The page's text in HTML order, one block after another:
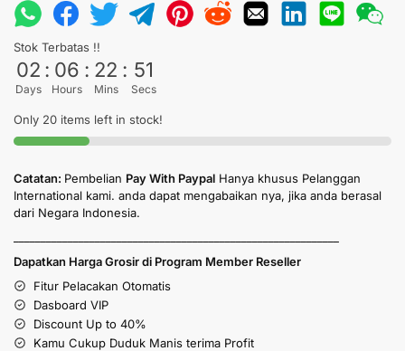
Stok Terbatas !!
02
Days
: 06
Hours
: 22
Mins
: 50
Secs
Only 20 items left in stock!
Catatan: Pembelian Pay With Paypal Hanya khusus Pelanggan
International kami. anda dapat mengabaikan nya, jika anda berasal
dari Negara Indonesia.
Dapatkan Harga Grosir di Program Member Reseller
Fitur Pelacakan Otomatis
Dasboard VIP
Discount Up to 40%
Kamu Cukup Duduk Manis terima Profit